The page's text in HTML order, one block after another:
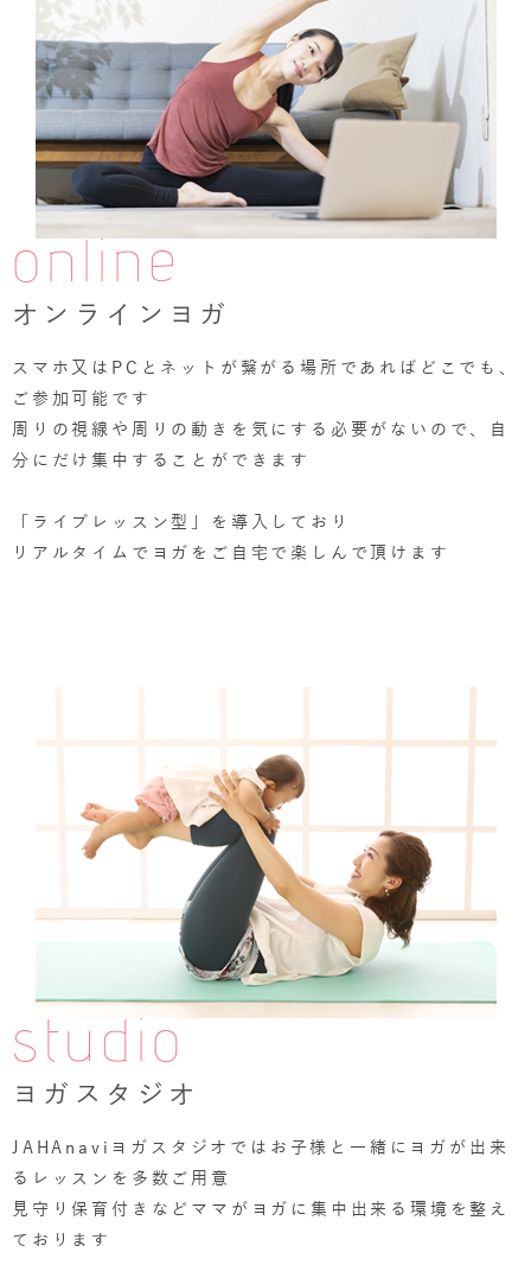
online
オンラインヨガ
スマホ又はPCとネットが繋がる場所であればどこでも、
ご参加可能です
周りの視線や周りの動きを気にする必要がないので、自
分にだけ集中することができます
「ライブレッスン型」を導入しており
リアルタイムでヨガをご自宅で楽しんで頂けます
studio
ヨガスタジオ
JAHAnaviヨガスタジオではお子様と一緒にヨガが出来
るレッスンを多数ご用意
見守り保育付きなどママがヨガに集中出来る環境を整え
ております